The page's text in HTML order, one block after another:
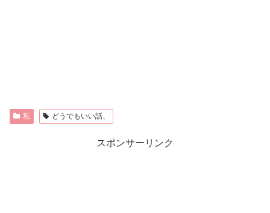
私 どうでもいい話、
スポンサーリンク